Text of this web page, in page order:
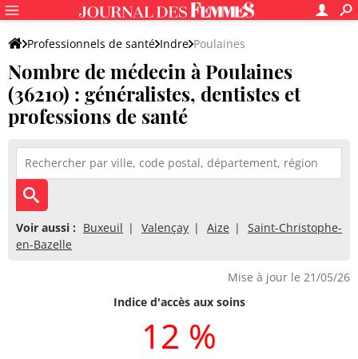
Professionnels de santé Indre Poulaines
Nombre de médecin à Poulaines
(36210) : généralistes, dentistes et
professions de santé
Voir aussi : Buxeuil Valençay Aize
Saint-Christophe-
en-Bazelle
Mise à jour le 21/05/26
Indice d'accès aux soins
12 %